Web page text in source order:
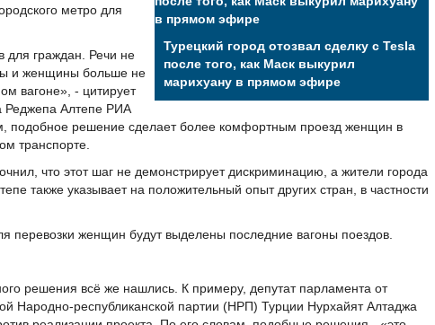
Турецкий город отозвал сделку с Tesla
после того, как Маск выкурил
марихуану в прямом эфире
метро для
для граждан. Речи не
и женщины больше не
вагоне», - цитирует
Реджепа Алтепе РИА
подобное решение сделает более комфортным проезд женщин в
транспорте.
что этот шаг не демонстрирует дискриминацию, а жители города
также указывает на положительный опыт других стран, в частности
перевозки женщин будут выделены последние вагоны поездов.
решения всё же нашлись. К примеру, депутат парламента от
Народно-республиканской партии (НРП) Турции Нурхайят Алтаджа